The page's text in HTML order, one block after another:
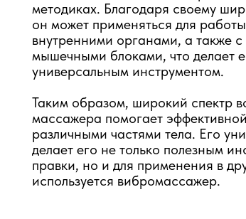
методиках. Благодаря своему
он может применяться для
внутренними органами, а также
мышечными блоками, что делает
универсальным инструментом.
Таким образом, широкий спектр
массажера помогает
различными частями тела. Его
делает его не только полезным
правки, но и для применения в
используется вибромассажер.